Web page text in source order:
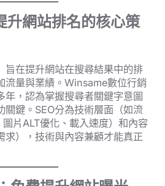
升網站排名的核心策
旨在提升網站在搜尋結果中的排
流量與業績。Winsame數位行銷
年，認為掌握搜尋者關鍵字意圖
關鍵。SEO分為技術層面（如流
片ALT優化、載入速度）和內容
求），技術與內容兼顧才能真正